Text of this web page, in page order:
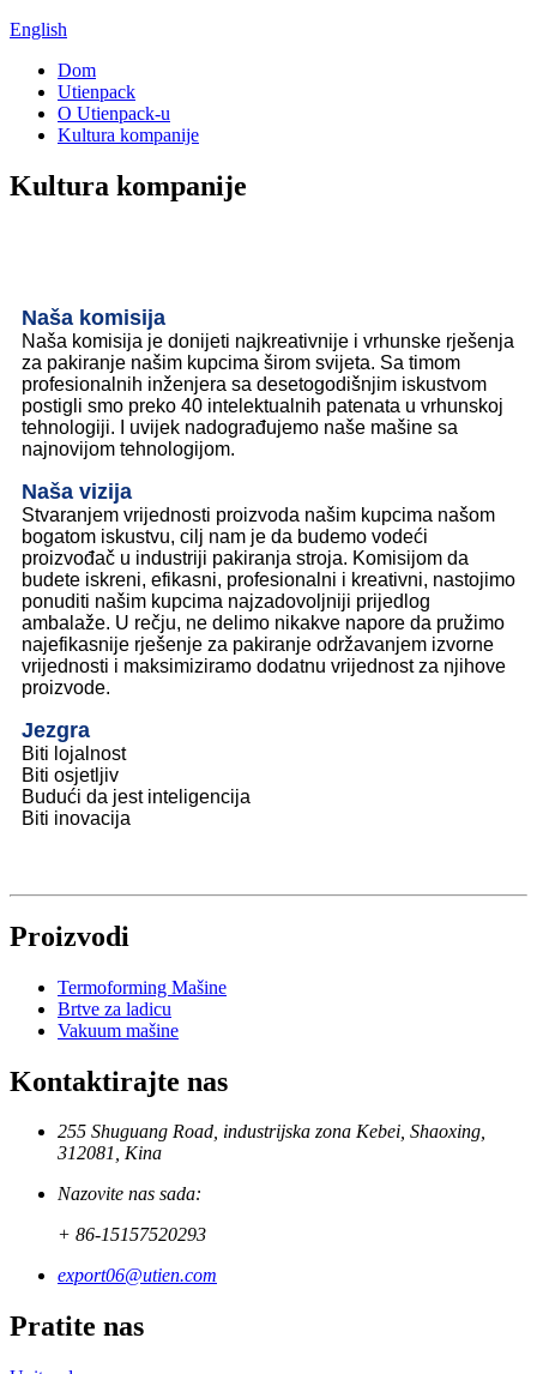
English
Dom
Utienpack
O Utienpack-u
Kultura kompanije
Kultura kompanije
Naša komisija
Naša komisija je donijeti najkreativnije i vrhunske rješenja
za pakiranje našim kupcima širom svijeta. Sa timom
profesionalnih inženjera sa desetogodišnjim iskustvom
postigli smo preko 40 intelektualnih patenata u vrhunskoj
tehnologiji. I uvijek nadograđujemo naše mašine sa
najnovijom tehnologijom.
Naša vizija
Stvaranjem vrijednosti proizvoda našim kupcima našom
bogatom iskustvu, cilj nam je da budemo vodeći
proizvođač u industriji pakiranja stroja. Komisijom da
budete iskreni, efikasni, profesionalni i kreativni, nastojimo
ponuditi našim kupcima najzadovoljniji prijedlog
ambalaže. U rečju, ne delimo nikakve napore da pružimo
najefikasnije rješenje za pakiranje održavanjem izvorne
vrijednosti i maksimiziramo dodatnu vrijednost za njihove
proizvode.
Jezgra
Biti lojalnost
Biti osjetljiv
Budući da jest inteligencija
Biti inovacija
Proizvodi
Termoforming Mašine
Brtve za ladicu
Vakuum mašine
Kontaktirajte nas
255 Shuguang Road, industrijska zona Kebei, Shaoxing,
312081, Kina
Nazovite nas sada:
+ 86-15157520293
export06@utien.com
Pratite nas